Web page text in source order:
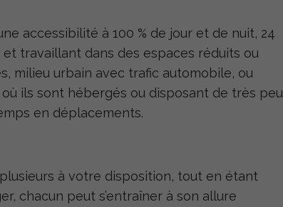
accessibilité à 100 % de jour et de nuit, 24
travaillant dans des espaces réduits ou
milieu urbain avec trafic automobile, ou
ils sont hébergés ou disposant de très peu
en déplacements.
à votre disposition, tout en étant
chacun peut s’entraîner à son allure